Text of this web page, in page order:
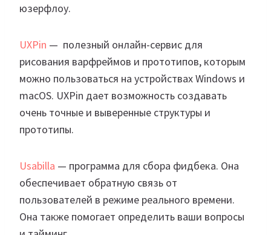
юзерфлоу.
UXPin — полезный онлайн-сервис для
рисования варфреймов и прототипов, которым
можно пользоваться на устройствах Windows и
macOS. UXPin дает возможность создавать
очень точные и выверенные структуры и
прототипы.
Usabilla — программа для сбора фидбека. Она
обеспечивает обратную связь от
пользователей в режиме реального времени.
Она также помогает определить ваши вопросы